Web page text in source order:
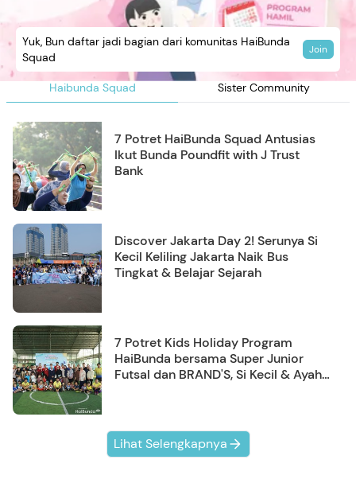
Haibunda Squad Sister Community
Yuk, Bun daftar jadi bagian dari komunitas HaiBunda
Squad
Join
7 Potret HaiBunda Squad Antusias
Ikut Bunda Poundfit with J Trust
Bank
Discover Jakarta Day 2! Serunya Si
Kecil Keliling Jakarta Naik Bus
Tingkat & Belajar Sejarah
7 Potret Kids Holiday Program
HaiBunda bersama Super Junior
Futsal dan BRAND'S, Si Kecil & Ayah
Lihat Selengkapnya